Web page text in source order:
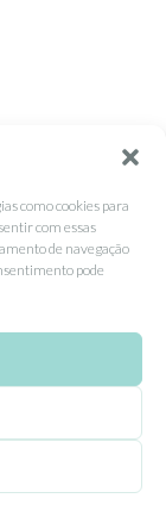
como cookies para
com essas
de navegação
pode